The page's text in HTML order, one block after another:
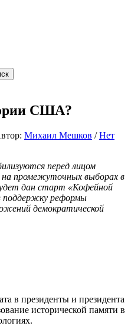
США?
Михаил Мешков /Нет
перед лицом
на промежуточных выборах в
дан старт «Кофейной
поддержку реформы
демократической
в президенты и президента
исторической памяти в